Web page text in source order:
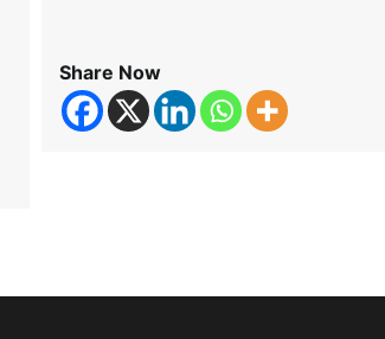
Share Now